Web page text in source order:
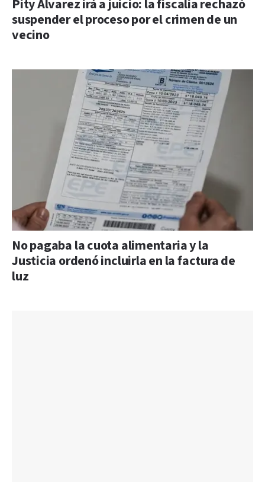
Pity Álvarez irá a juicio: la fiscalía rechazó
suspender el proceso por el crimen de un
vecino
No pagaba la cuota alimentaria y la
Justicia ordenó incluirla en la factura de
luz